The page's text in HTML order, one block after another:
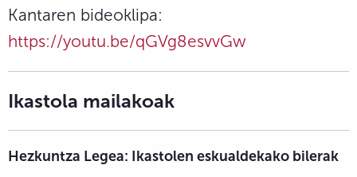
Kantaren bideoklipa:
https://youtu.be/qGVg8esvvGw
Ikastola mailakoak
Hezkuntza Legea: Ikastolen eskualdekako bilerak